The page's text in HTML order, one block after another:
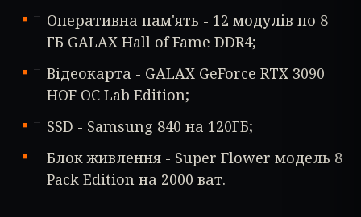
Оперативна пам'ять - 12 модулів по 8
ГБ GALAX Hall of Fame DDR4;
Відеокарта - GALAX GeForce RTX 3090
HOF OC Lab Edition;
SSD - Samsung 840 на 120ГБ;
Блок живлення - Super Flower модель 8
Pack Edition на 2000 ват.